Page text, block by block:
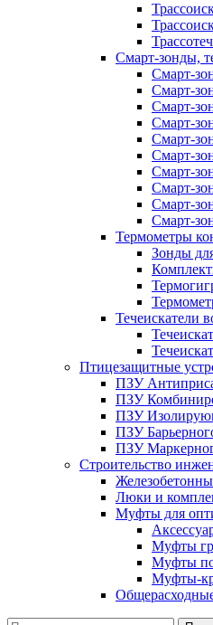
Смарт-зонды,
Смарт-
Смарт-
Смарт-
Смарт-
Смарт-
Смарт-
Смарт-
Смарт-
Смарт-
Смарт-
Термометры
Зонды
Течеискатели
Птицезащитные
ПЗУ
ПЗУ
ПЗУ
ПЗУ
ПЗУ
Строительство
Люки и
Муфты для
Муфты
Муфты
Муфты-